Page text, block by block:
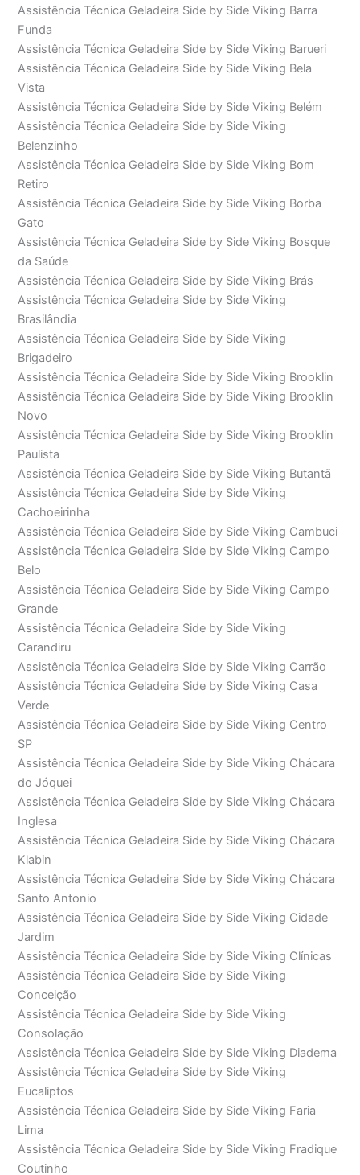
Assistência Técnica Geladeira Side by Side Viking Barra
Funda
Assistência Técnica Geladeira Side by Side Viking Barueri
Assistência Técnica Geladeira Side by Side Viking Bela
Vista
Assistência Técnica Geladeira Side by Side Viking Belém
Assistência Técnica Geladeira Side by Side Viking
Belenzinho
Assistência Técnica Geladeira Side by Side Viking Bom
Retiro
Assistência Técnica Geladeira Side by Side Viking Borba
Gato
Assistência Técnica Geladeira Side by Side Viking Bosque
da Saúde
Assistência Técnica Geladeira Side by Side Viking Brás
Assistência Técnica Geladeira Side by Side Viking
Brasilândia
Assistência Técnica Geladeira Side by Side Viking
Brigadeiro
Assistência Técnica Geladeira Side by Side Viking Brooklin
Assistência Técnica Geladeira Side by Side Viking Brooklin
Novo
Assistência Técnica Geladeira Side by Side Viking Brooklin
Paulista
Assistência Técnica Geladeira Side by Side Viking Butantã
Assistência Técnica Geladeira Side by Side Viking
Cachoeirinha
Assistência Técnica Geladeira Side by Side Viking Cambuci
Assistência Técnica Geladeira Side by Side Viking Campo
Belo
Assistência Técnica Geladeira Side by Side Viking Campo
Grande
Assistência Técnica Geladeira Side by Side Viking
Carandiru
Assistência Técnica Geladeira Side by Side Viking Carrão
Assistência Técnica Geladeira Side by Side Viking Casa
Verde
Assistência Técnica Geladeira Side by Side Viking Centro
SP
Assistência Técnica Geladeira Side by Side Viking Chácara
do Jóquei
Assistência Técnica Geladeira Side by Side Viking Chácara
Inglesa
Assistência Técnica Geladeira Side by Side Viking Chácara
Klabin
Assistência Técnica Geladeira Side by Side Viking Chácara
Santo Antonio
Assistência Técnica Geladeira Side by Side Viking Cidade
Jardim
Assistência Técnica Geladeira Side by Side Viking Clínicas
Assistência Técnica Geladeira Side by Side Viking
Conceição
Assistência Técnica Geladeira Side by Side Viking
Consolação
Assistência Técnica Geladeira Side by Side Viking Diadema
Assistência Técnica Geladeira Side by Side Viking
Eucaliptos
Assistência Técnica Geladeira Side by Side Viking Faria
Lima
Assistência Técnica Geladeira Side by Side Viking Fradique
Coutinho